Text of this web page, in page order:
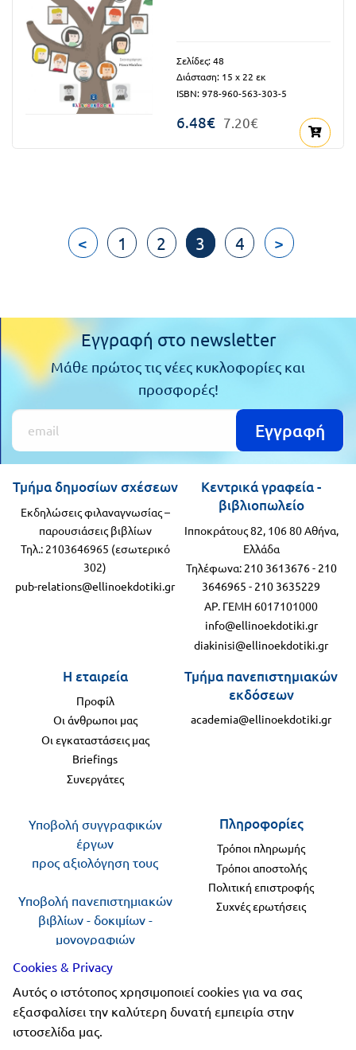
Σελίδες: 48
Διάσταση: 15 x 22 εκ
ISBN: 978-960-563-303-5
6.48€ 7.20€
< 1 2 3 4 >
Εγγραφή στο newsletter
Μάθε πρώτος τις νέες κυκλοφορίες και
προσφορές!
Εγγραφή
Κεντρικά γραφεία -
βιβλιοπωλείο
Ιπποκράτους 82, 106 80 Αθήνα,
Ελλάδα
Τηλέφωνα: 210 3613676- 210
3646965 - 210 3635229
ΑΡ. ΓΕΜΗ 6017101000
info@ellinoekdotiki.gr
diakinisi@ellinoekdotiki.gr
Η εταιρεία
Προφίλ
Οι άνθρωποι μας
Οι εγκαταστάσεις μας
Briefings
Συνεργάτες
Τμήμα δημοσίων σχέσεων
Εκδηλώσεις φιλαναγνωσίας –
παρουσιάσεις βιβλίων
Τηλ.: 2103646965 (εσωτερικό
302)
pub-relations@ellinoekdotiki.gr
Τμήμα πανεπιστημιακών
εκδόσεων
academia@ellinoekdotiki.gr
Πληροφορίες
Τρόποι πληρωμής
Τρόποι αποστολής
Πολιτική επιστροφής
Συχνές ερωτήσεις
Υποβολή συγγραφικών
έργων
προς αξιολόγηση τους
Υποβολή πανεπιστημιακών
βιβλίων - δοκιμίων -
μονογραφιών
Ακολουθήστε μας
Cookies & Privacy
Αυτός ο ιστότοπος χρησιμοποιεί cookies για να σας
εξασφαλίσει την καλύτερη δυνατή εμπειρία στην
ιστοσελίδα μας.